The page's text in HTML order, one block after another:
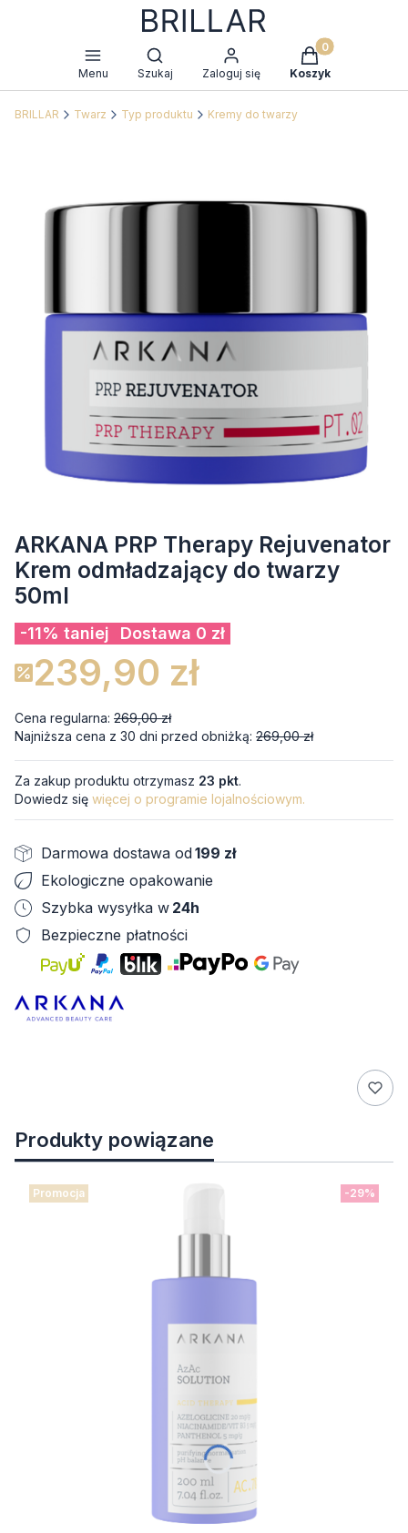
Menu
Otwórz wyszukiwarkę
Szukaj Zaloguj się
Produkty w
Koszyk
BRILLAR Twarz Typ produktu Kremy do twarzy
ARKANA PRP Therapy Rejuvenator
Krem odmładzający do twarzy
50ml
-11% taniej Dostawa 0 zł
239,90 zł
Cena regularna: 269,00 zł
Najniższa cena z 30 dni przed obniżką: 269,00 zł
Za zakup produktu otrzymasz 23 pkt.
Dowiedz się więcej o programie lojalnościowym.
Darmowa dostawa od199 zł
Ekologiczne opakowanie
Szybka wysyłka w 24h
Bezpieczne płatności
Produkty powiązane
-29%
Promocja